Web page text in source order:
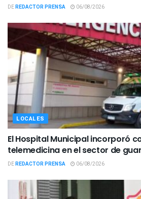
DEREDACTOR PRENSA 06/08/2026
LOCALES
El Hospital Municipal incorporó
telemedicina en el sector de
DEREDACTOR PRENSA 06/08/2026